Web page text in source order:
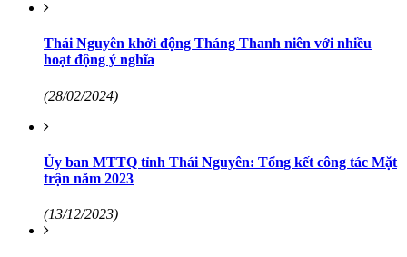
Thái Nguyên khởi động Tháng Thanh niên với nhiều
hoạt động ý nghĩa
(28/02/2024)
Ủy ban MTTQ tỉnh Thái Nguyên: Tổng kết công tác Mặt
trận năm 2023
(13/12/2023)